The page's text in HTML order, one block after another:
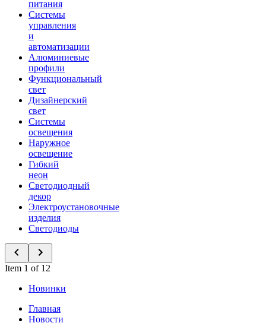
питания
Системы
управления
и
автоматизации
Алюминиевые
профили
Функциональный
свет
Дизайнерский
свет
Системы
освещения
Наружное
освещение
Гибкий
неон
Светодиодный
декор
Электроустановочные
изделия
Светодиоды
Item 1 of 12
Новинки
Главная
Новости